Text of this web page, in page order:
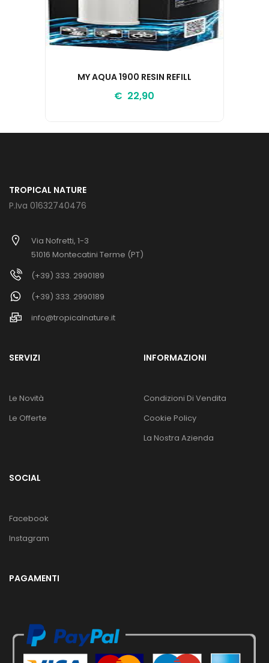
MY AQUA 1900 RESIN REFILL
€ 22,90
TROPICAL NATURE
P.Iva 01632740476
Via Nofretti, 1-3
51016 Montecatini Terme (PT)
(+39) 333. 2990189
(+39) 333. 2990189
info@tropicalnature.it
SERVIZI
Le Novità
Le Offerte
INFORMAZIONI
Condizioni Di Vendita
Cookie Policy
La Nostra Azienda
SOCIAL
Facebook
Instagram
PAGAMENTI